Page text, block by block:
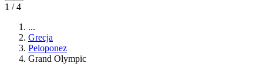
1 / 4
...
Grecja
Peloponez
Grand Olympic